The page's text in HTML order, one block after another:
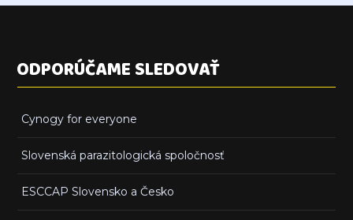
ODPORÚČAME SLEDOVAŤ
Cynogy for everyone
Slovenská parazitologická spoločnosť
ESCCAP Slovensko a Česko